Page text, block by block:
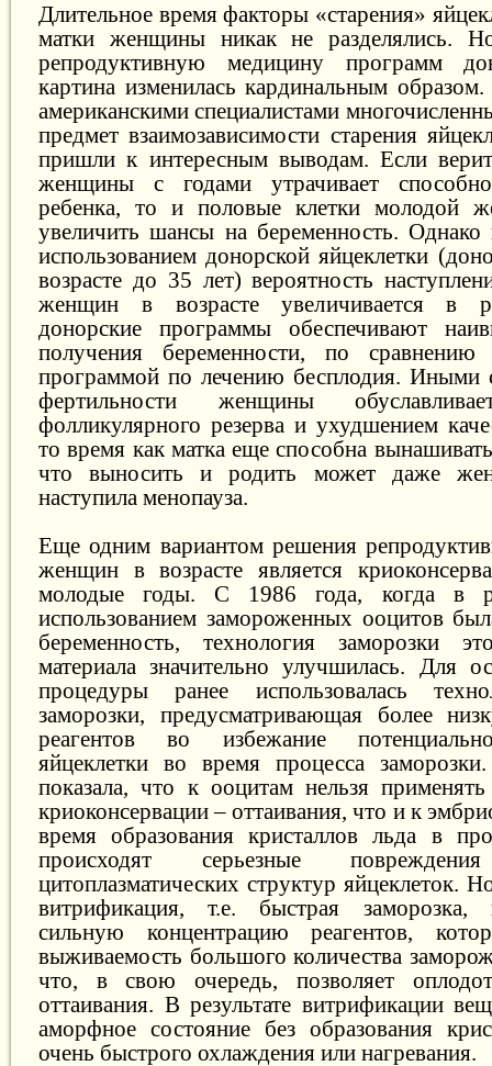
Длительное время факторы «старения»
матки женщины никак не разделялись.
репродуктивную медицину программ
картина изменилась кардинальным
американскими специалистами
предмет взаимозависимости старения
пришли к интересным выводам. Если
женщины с годами утрачивает
ребенка, то и половые клетки молодой
увеличить шансы на беременность. Однако
использованием донорской яйцеклетки
возрасте до 35 лет) вероятность
женщин в возрасте увеличивается в
донорские программы обеспечивают
получения беременности, по
программой по лечению бесплодия. Иными
фертильности женщины
фолликулярного резерва и ухудшением
то время как матка еще способна
что выносить и родить может даже
наступила менопауза.
Еще одним вариантом решения
женщин в возрасте является
молодые годы. С 1986 года, когда в
использованием замороженных ооцитов
беременность, технология заморозки
материала значительно улучшилась. Для
процедуры ранее использовалась
заморозки, предусматривающая более
реагентов во избежание
яйцеклетки во время процесса
показала, что к ооцитам нельзя
криоконсервации – оттаивания, что и к
время образования кристаллов льда в
происходят серьезные
цитоплазматических структур яйцеклеток.
витрификация, т.е. быстрая заморозка,
сильную концентрацию реагентов,
выживаемость большого количества
что, в свою очередь, позволяет
оттаивания. В результате витрификации
аморфное состояние без образования
очень быстрого охлаждения или нагревания.